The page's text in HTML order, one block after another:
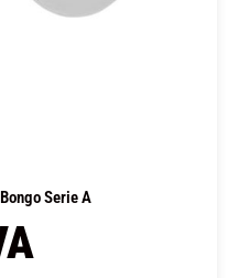
Serie A